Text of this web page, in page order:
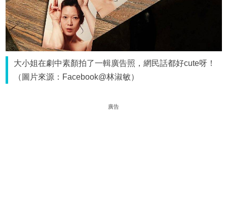
大小姐在劇中素顏拍了一輯廣告照，網民話都好cute呀！
（圖片來源：Facebook@林淑敏）
廣告